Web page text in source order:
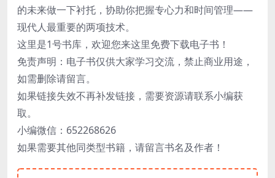
的未来做一下衬托，协助你把握专心力和时间管理——
现代人最重要的两项技术。
这里是1号书库，欢迎您来这里免费下载电子书！
免责声明：电子书仅供大家学习交流，禁止商业用途，
如需删除请留言。
如果链接失效不再补发链接，需要资源请联系小编获
取。
小编微信：652268626
如果需要其他同类型书籍，请留言书名及作者！